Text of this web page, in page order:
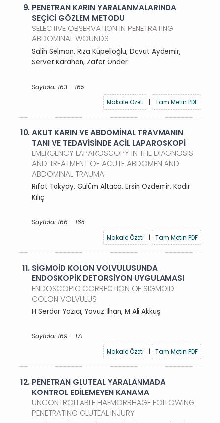
9. PENETRAN KARIN YARALANMALARINDA
SEÇİCİ GÖZLEM METODU
SELECTIVE OBSERVATION IN PENETRATING
ABDOMINAL WOUNDS
Salih Selman, Rıza Küpelioğlu, Davut Aydemir,
Servet Karahan, Zafer Önder
Sayfalar 163 - 165
Makale Özeti
| Tam Metin PDF
10.AKUT KARIN VE ABDOMİNAL TRAVMANIN
TANI VE TEDAVİSİNDE ACİL LAPAROSKOPİ
EMERGENCY LAPAROSCOPY IN THE DIAGNOSIS
AND TREATMENT OF ACUTE ABDOMEN AND
ABDOMINAL TRAUMA
Rıfat Tokyay, Gülüm Altaca, Ersin Özdemir, Kadir
Kılıç
Sayfalar 166 - 168
Makale Özeti
| Tam Metin PDF
11. SİGMOİD KOLON VOLVULUSUNDA
ENDOSKOPİK DETORSİYON UYGULAMASI
ENDOSCOPIC CORRECTION OF SIGMOID
COLON VOLVULUS
H Serdar Yazıcı, Yavuz İlhan, M Ali Akkuş
Sayfalar 169 - 171
Makale Özeti
| Tam Metin PDF
12. PENETRAN GLUTEAL YARALANMADA
KONTROL EDİLEMEYEN KANAMA
UNCONTROLLABLE HAEMORRHAGE FOLLOWING
PENETRATING GLUTEAL INJURY